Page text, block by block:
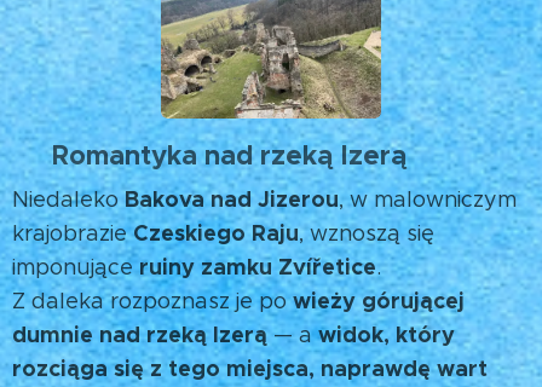
🌳Romantyka nad rzeką Izerą
NiedalekoBakova nad Jizerou, w malowniczym
krajobrazieCzeskiego Raju, wznoszą się
imponująceruiny zamku Zvířetice.
Z daleka rozpoznasz je powieży górującej
dumnie nad rzeką Izerą— awidok, który
rozciąga się z tego miejsca, naprawdę wart